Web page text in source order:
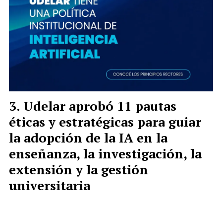
Udelar aprobó 11 pautas
éticas y estratégicas para guiar
la adopción de la IA en la
enseñanza, la investigación, la
extensión y la gestión
universitaria